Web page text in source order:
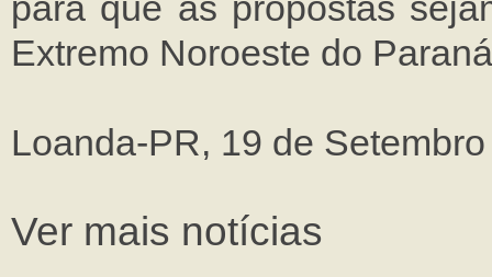
Extremo Noroeste do
Loanda-PR, 19 de
Ver mais notícias